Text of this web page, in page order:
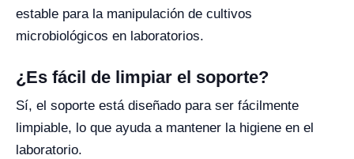
estable para la manipulación de cultivos
microbiológicos en laboratorios.
¿Es fácil de limpiar el soporte?
Sí, el soporte está diseñado para ser fácilmente
limpiable, lo que ayuda a mantener la higiene en el
laboratorio.